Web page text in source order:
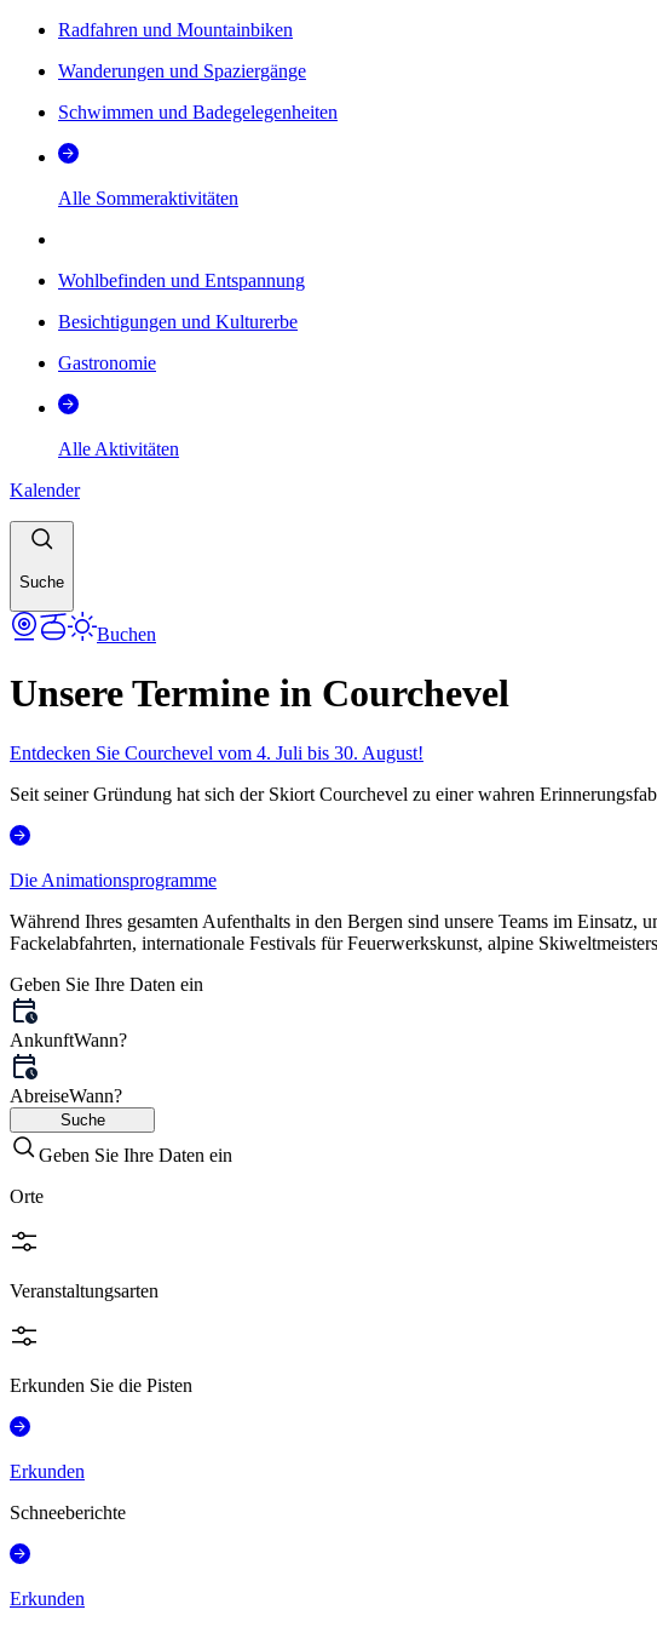
Radfahren und Mountainbiken
Wanderungen und Spaziergänge
Schwimmen und Badegelegenheiten
Alle Sommeraktivitäten
Wohlbefinden und Entspannung
Besichtigungen und Kulturerbe
Gastronomie
Alle Aktivitäten
Kalender
Suche
Buchen
Unsere Termine in Courchevel
Entdecken Sie Courchevel vom 4. Juli bis 30. August!
Seit seiner Gründung hat sich der Skiort Courchevel zu einer wahren
Die Animationsprogramme
Während Ihres gesamten Aufenthalts in den Bergen sind unsere Teams im
Fackelabfahrten, internationale Festivals für Feuerwerkskunst, alpine
Geben Sie Ihre Daten ein
AnkunftWann?
AbreiseWann?
Suche
Geben Sie Ihre Daten ein
Orte
Veranstaltungsarten
Erkunden Sie die Pisten
Erkunden
Schneeberichte
Erkunden